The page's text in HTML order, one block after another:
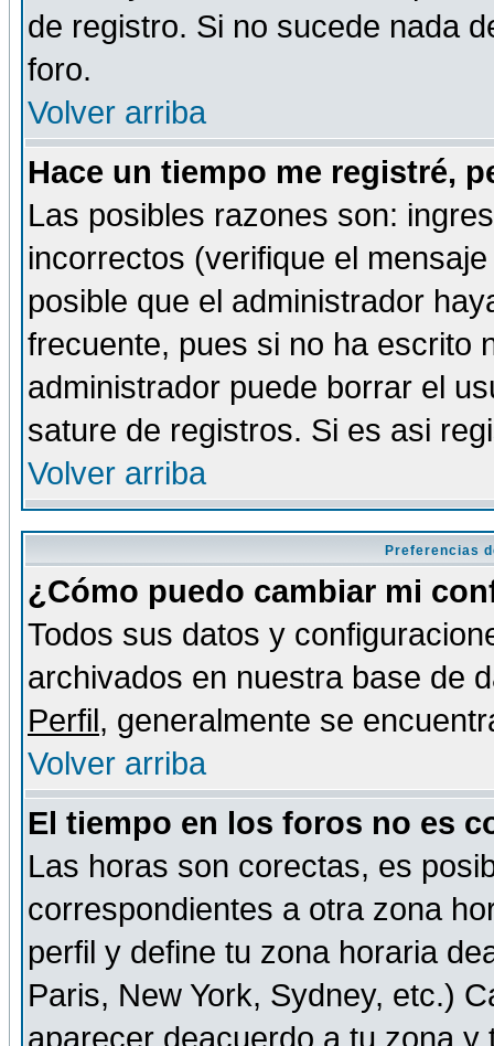
de registro. Si no sucede nada
foro.
Volver arriba
Hace un tiempo me registré,
Las posibles razones son:
incorrectos (verifique el
posible que el administrador
frecuente, pues si no ha escrito
administrador puede borrar el
sature de registros. Si es asi
Volver arriba
Preferencias
¿Cómo puedo cambiar mi
Todos sus datos y
archivados en nuestra base de
Perfil, generalmente se
Volver arriba
El tiempo en los foros no es
Las horas son corectas, es
correspondientes a otra zona
perfil y define tu zona horaria
Paris, New York, Sydney, etc.)
aparecer deacuerdo a tu zona